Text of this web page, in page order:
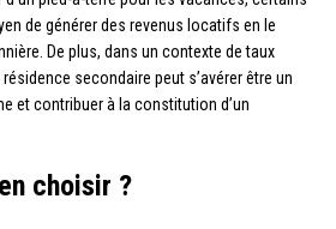
de générer des revenus locatifs en le
De plus, dans un contexte de taux
résidence secondaire peut s’avérer être un
et contribuer à la constitution d’un
choisir ?